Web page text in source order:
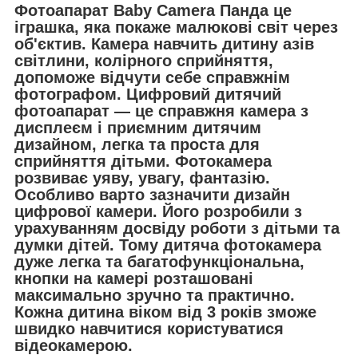
Фотоапарат Baby Camera Панда це
іграшка, яка покаже малюкові світ через
об'єктив. Камера навчить дитину азів
світлини, колірного сприйняття,
допоможе відчути себе справжнім
фотографом. Цифровий дитячий
фотоапарат — це справжня камера з
дисплеєм і приємним дитячим
дизайном, легка та проста для
сприйняття дітьми. Фотокамера
розвиває уяву, увагу, фантазію.
Особливо варто зазначити дизайн
цифрової камери. Його розробили з
урахуванням досвіду роботи з дітьми та
думки дітей. Тому дитяча фотокамера
дуже легка та багатофункціональна,
кнопки на камері розташовані
максимально зручно та практично.
Кожна дитина віком від 3 років зможе
швидко навчитися користуватися
відеокамерою.